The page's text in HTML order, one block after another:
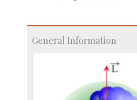
General Information